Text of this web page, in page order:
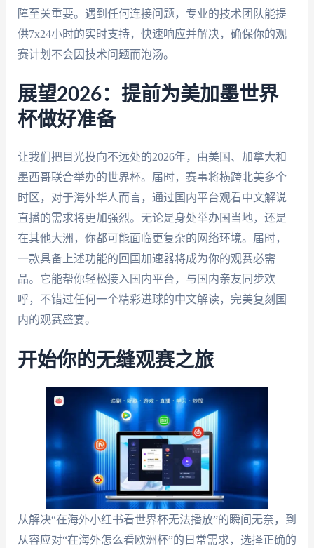
障至关重要。遇到任何连接问题，专业的技术团队能提
供7x24小时的实时支持，快速响应并解决，确保你的观
赛计划不会因技术问题而泡汤。
展望2026：提前为美加墨世界
杯做好准备
让我们把目光投向不远处的2026年，由美国、加拿大和
墨西哥联合举办的世界杯。届时，赛事将横跨北美多个
时区，对于海外华人而言，通过国内平台观看中文解说
直播的需求将更加强烈。无论是身处举办国当地，还是
在其他大洲，你都可能面临更复杂的网络环境。届时，
一款具备上述功能的回国加速器将成为你的观赛必需
品。它能帮你轻松接入国内平台，与国内亲友同步欢
呼，不错过任何一个精彩进球的中文解读，完美复刻国
内的观赛盛宴。
开始你的无缝观赛之旅
从解决“在海外小红书看世界杯无法播放”的瞬间无奈，到
从容应对“在海外怎么看欧洲杯”的日常需求，选择正确的